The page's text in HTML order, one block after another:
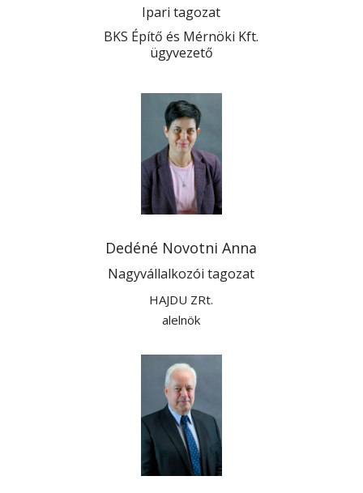
Ipari tagozat
BKS Építő és Mérnöki Kft.
ügyvezető
Dedéné Novotni Anna
Nagyvállalkozói tagozat
HAJDU ZRt.
alelnök